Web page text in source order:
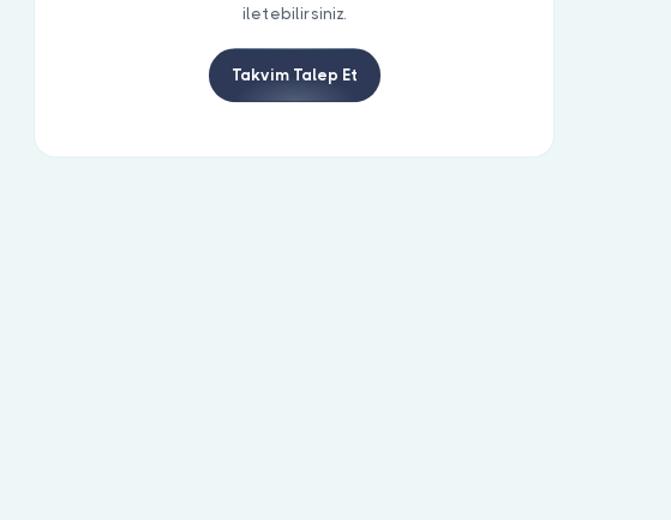
iletebilirsiniz.
Takvim Talep Et